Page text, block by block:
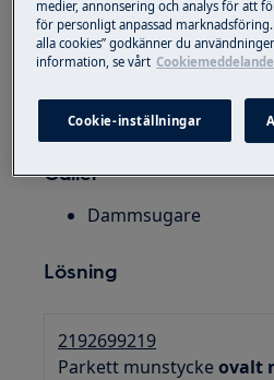
Gäller
Dammsugare
Lösning
2192699219
Parkett munstyckeovalt
medier, annonsering och analys för att
för personligt anpassad marknadsföring.
alla cookies” godkänner du
information, se vårt Cookiemeddelande
Cookie-inställningar